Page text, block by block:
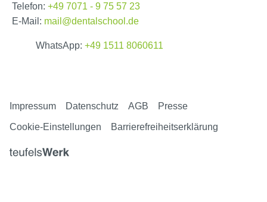
Telefon: +49 7071 - 9 75 57 23
E-Mail: mail@dentalschool.de
WhatsApp: +49 1511 8060611
Impressum Datenschutz AGB
Presse
Cookie-Einstellungen
Barrierefreiheitserklärung